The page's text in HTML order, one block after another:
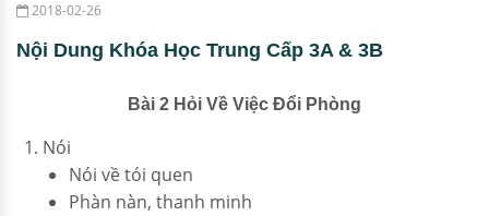
2018-02-26
Nội Dung Khóa Học Trung Cấp 3A & 3B
Bài 2 Hỏi Về Việc Đổi Phòng
Nói
Nói về tói quen
Phàn nàn, thanh minh